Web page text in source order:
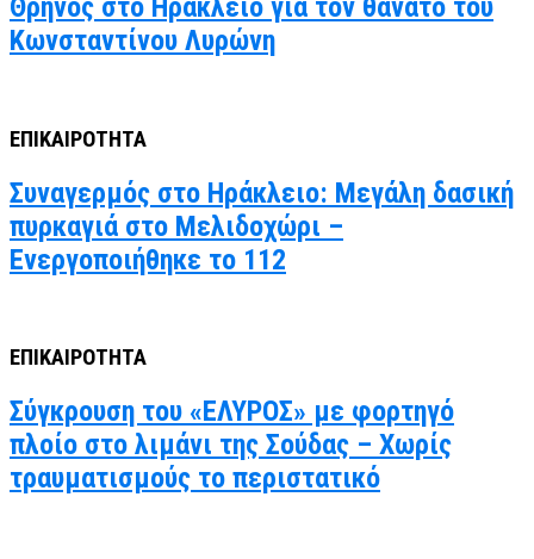
Θρήνος στο Ηράκλειο για τον θάνατο του
Κωνσταντίνου Λυρώνη
ΕΠΙΚΑΙΡΟΤΗΤΑ
Συναγερμός στο Ηράκλειο: Μεγάλη δασική
πυρκαγιά στο Μελιδοχώρι –
Ενεργοποιήθηκε το 112
ΕΠΙΚΑΙΡΟΤΗΤΑ
Σύγκρουση του «ΕΛΥΡΟΣ» με φορτηγό
πλοίο στο λιμάνι της Σούδας – Χωρίς
τραυματισμούς το περιστατικό